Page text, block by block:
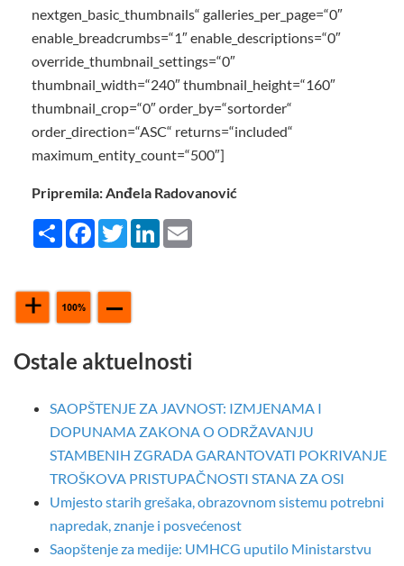
nextgen_basic_thumbnails“ galleries_per_page=“0″
enable_breadcrumbs=“1″ enable_descriptions=“0″
override_thumbnail_settings=“0″
thumbnail_width=“240″ thumbnail_height=“160″
thumbnail_crop=“0″ order_by=“sortorder“
order_direction=“ASC“ returns=“included“
maximum_entity_count=“500″]
Pripremila: Anđela Radovanović
Share FacebookTwitterLinkedIn
Ostale aktuelnosti
SAOPŠTENJE ZA JAVNOST: IZMJENAMA I
DOPUNAMA ZAKONA O ODRŽAVANJU
STAMBENIH ZGRADA GARANTOVATI POKRIVANJE
TROŠKOVA PRISTUPAČNOSTI STANA ZA OSI
Umjesto starih grešaka, obrazovnom sistemu potrebni
napredak, znanje i posvećenost
Saopštenje za medije: UMHCG uputilo Ministarstvu